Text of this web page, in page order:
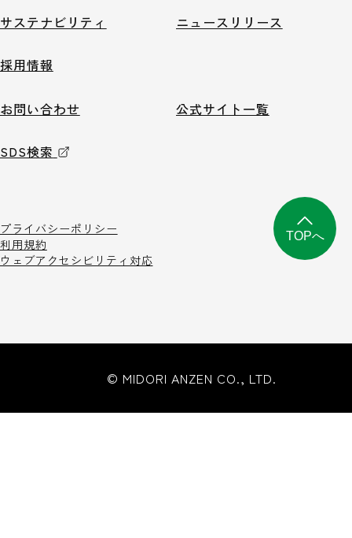
サステナビリティ ニュースリリース
採用情報
お問い合わせ 公式サイト一覧
SDS検索
プライバシーポリシー
利用規約
ウェブアクセシビリティ対応
© MIDORI ANZEN CO., LTD.
TOPへ